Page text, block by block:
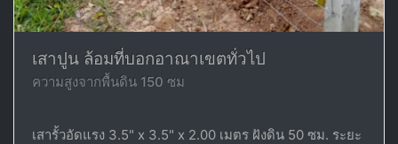
เสาปูน ล้อมที่บอกอาณาเขตทั่วไป
ความสูงจากพื้นดิน 150 ซม
เสารั้วอัดแรง 3.5" x 3.5" x 2.00 เมตร ฝังดิน 50 ซม. ระยะ